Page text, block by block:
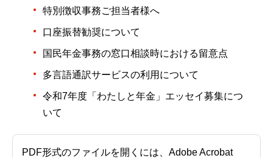
特別徴収事務ご担当者様へ
口座振替勧奨について
国民年金事務の窓口相談時における留意点
多言語通訳サービスの利用について
令和7年度「わたしと年金」エッセイ募集につ
いて
PDF形式のファイルを開くには、Adobe Acrobat